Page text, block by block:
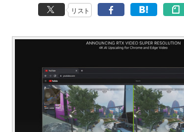
リスト